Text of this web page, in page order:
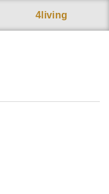
4living